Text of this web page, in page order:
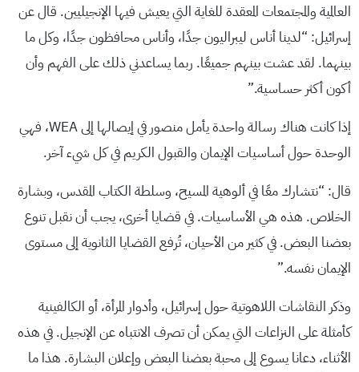
العالمية والمجتمعات المعقدة للغاية التي يعيش فيها الإنجيليين. قال عن
إسرائيل: “لدينا أناس ليبراليون جدًا، وأناس محافظون جدًا، وكل ما
بينهما. لقد عشت بينهم جميعًا. ربما يساعدني ذلك على الفهم وأن
أكون أكثر حساسية.”
إذا كانت هناك رسالة واحدة يأمل منصور في إيصالها إلى WEA، فهي
الوحدة حول أساسيات الإيمان والقبول الكريم في كل شيء آخر.
قال: “نتشارك معًا في ألوهية المسيح، وسلطة الكتاب المقدس، وبشارة
الخلاص. هذه هي الأساسيات. في قضايا أخرى، يجب أن نقبل تنوع
بعضنا البعض. في كثير من الأحيان، تُرفع القضايا الثانوية إلى مستوى
الإيمان نفسه.”
وذكر النقاشات اللاهوتية حول إسرائيل، وأدوار المرأة، أو الكالفينية
كأمثلة على النزاعات التي يمكن أن تصرف الانتباه عن الإنجيل. في هذه
الأثناء، دعانا يسوع إلى محبة بعضنا البعض وإعلان البشارة. هذا ما